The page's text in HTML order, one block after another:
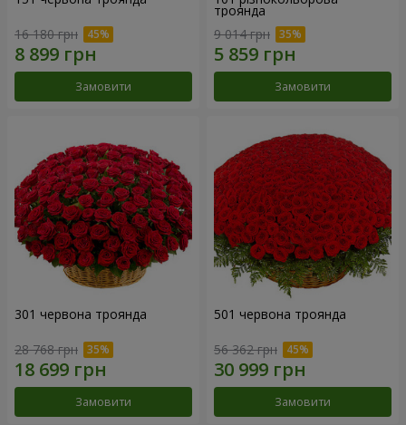
16 180 грн
Замовити
троянда
9 014 грн
Замовити
301 червона троянда
28 768 грн
Замовити
501 червона троянда
56 362 грн
Замовити